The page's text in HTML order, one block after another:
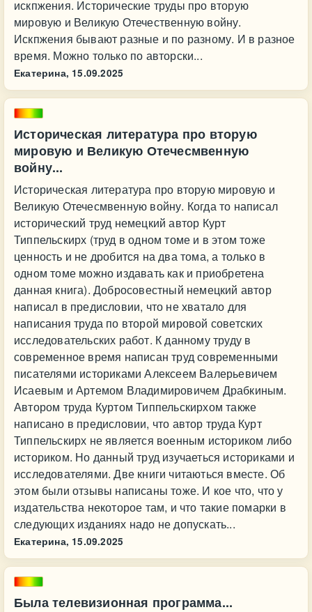
искпжения. Исторические труды про вторую
мировую и Великую Отечественную войну.
Искпжения бывают разные и по разному. И в разное
время. Можно только по авторски...
Екатерина, 15.09.2025
Историческая литература про вторую
мировую и Великую Отечесмвенную
войну...
Историческая литература про вторую мировую и
Великую Отечесмвенную войну. Когда то написал
исторический труд немецкий автор Курт
Типпельскирх (труд в одном томе и в этом тоже
ценность и не дробится на два тома, а только в
одном томе можно издавать как и приобретена
данная книга). Добросовестный немецкий автор
написал в предисловии, что не хватало для
написания труда по второй мировой советских
исследовательских работ. К данному труду в
современное время написан труд современными
писателями историками Алексеем Валерьевичем
Исаевым и Артемом Владимировичем Драбкиным.
Автором труда Куртом Типпельскирхом также
написано в предисловии, что автор труда Курт
Типпельскирх не является военным историком либо
историком. Но данный труд изучаеться историками и
исследователями. Две книги читаються вместе. Об
этом были отзывы написаны тоже. И кое что, что у
издательства некоторое там, и что такие помарки в
следующих изданиях надо не допускать...
Екатерина, 15.09.2025
Была телевизионная программа...